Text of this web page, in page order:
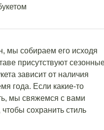
мы собираем его исходя
присутствуют
зависит от наличия
года. Если какие-то
мы свяжемся с вами
сохранить стиль